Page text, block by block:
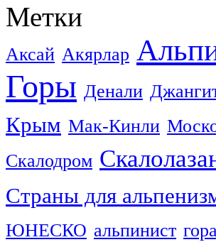
Метки
Аксай Акярлар
Горы Денали
Крым Мак-Кинли
Скалодром
Страны для
ЮНЕСКО альпинист гора